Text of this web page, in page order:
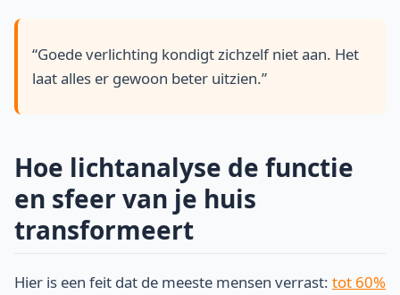
“Goede verlichting kondigt zichzelf niet aan. Het
laat alles er gewoon beter uitzien.”
Hoe lichtanalyse de functie
en sfeer van je huis
transformeert
Hier is een feit dat de meeste mensen verrast: tot 60%